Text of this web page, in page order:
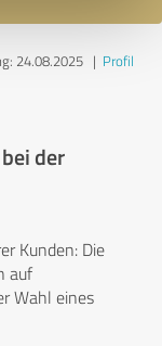
24.08.2025| Profil
der
Kunden: Die
auf
Wahl eines